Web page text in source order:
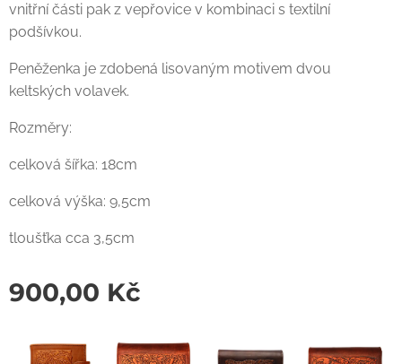
vnitřní části pak z vepřovice v kombinaci s textilní
podšívkou.
Peněženka je zdobená lisovaným motivem dvou
keltských volavek.
Rozměry:
celková šířka: 18cm
celková výška: 9,5cm
tloušťka cca 3,5cm
900,00 Kč